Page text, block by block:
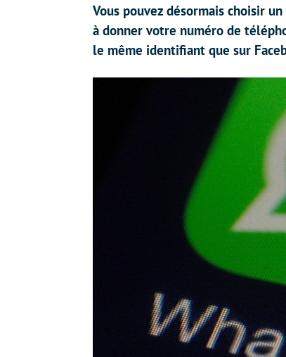
Vous pouvez désormais choisir
à donner votre numéro de
le même identifiant que sur